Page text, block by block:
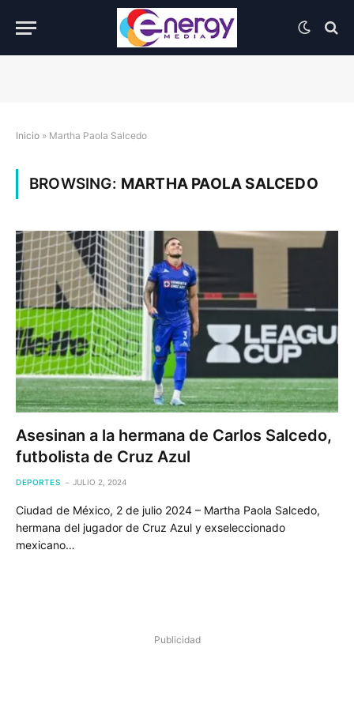
Inicio » Martha Paola Salcedo
BROWSING: MARTHA PAOLA SALCEDO
Asesinan a la hermana de Carlos Salcedo,
futbolista de Cruz Azul
DEPORTES JULIO 2, 2024
Ciudad de México, 2 de julio 2024 – Martha Paola Salcedo,
hermana del jugador de Cruz Azul y exseleccionado
mexicano…
Publicidad